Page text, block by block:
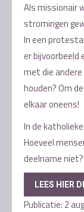
Als missionair
stromingen
In een
er bijvoorbeeld
met die
houden? Om
elkaar oneens!
In de
Hoeveel
deelname niet?
LEES HIER
Publicatie: 2